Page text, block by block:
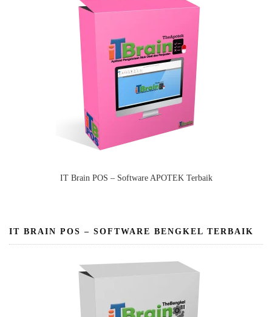
IT Brain POS – Software APOTEK Terbaik
IT BRAIN POS – SOFTWARE BENGKEL TERBAIK